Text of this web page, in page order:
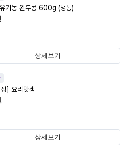
기농 완두콩 600g (냉동)
상세보기
] 요리맛샘
상세보기